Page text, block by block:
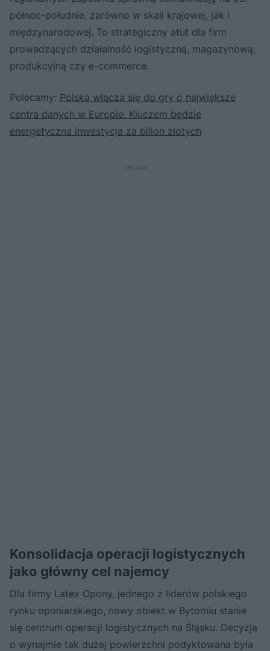
północ-południe, zarówno w skali krajowej, jak i
międzynarodowej. To strategiczny atut dla firm
prowadzących działalność logistyczną, magazynową,
produkcyjną czy e-commerce.
Polecamy: Polska włącza się do gry o największe
centra danych w Europie. Kluczem będzie
energetyczna inwestycja za bilion złotych
Konsolidacja operacji logistycznych
jako główny cel najemcy
Dla firmy Latex Opony, jednego z liderów polskiego
rynku oponiarskiego, nowy obiekt w Bytomiu stanie
się centrum operacji logistycznych na Śląsku. Decyzja
o wynajmie tak dużej powierzchni podyktowana była